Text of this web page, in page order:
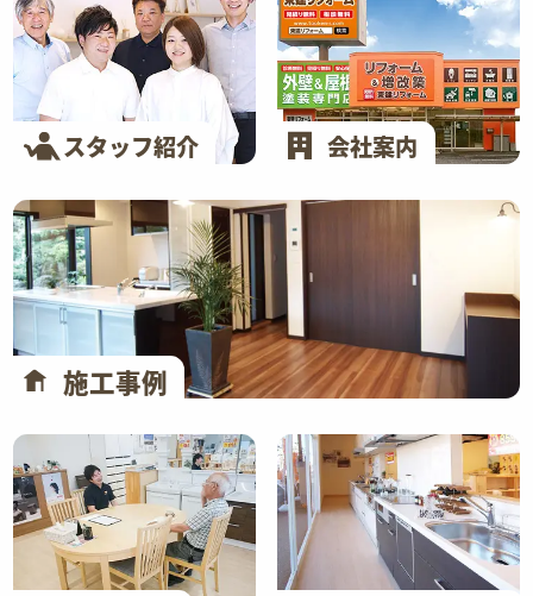
スタッフ紹介 会社案内
施工事例